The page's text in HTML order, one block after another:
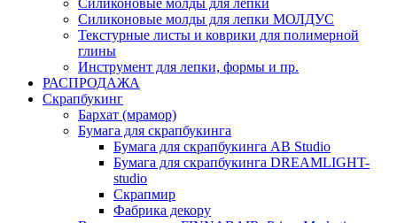
Силиконовые молды для лепки МОЛДУС
Текстурные листы и коврики для полимерной
глины
Инструмент для лепки, формы и пр.
РАСПРОДАЖА
Скрапбукинг
Бархат (мрамор)
Бумага для скрапбукинга
Бумага для скрапбукинга AB Studio
Бумага для скрапбукинга DREAMLIGHT-
studio
Скрапмир
Фабрика декору